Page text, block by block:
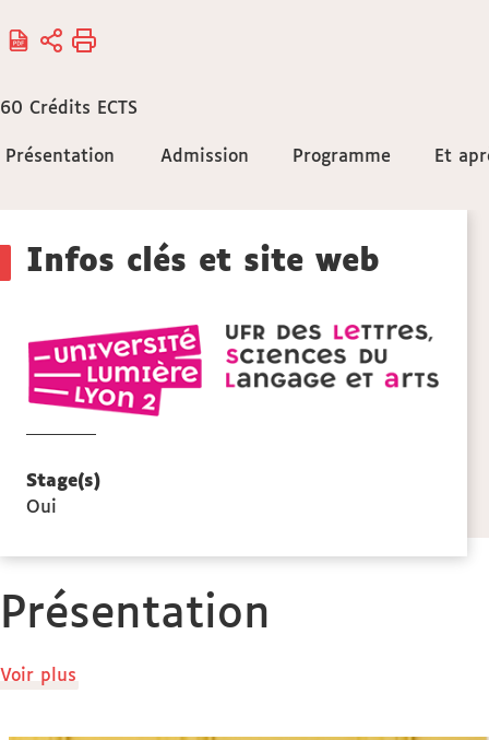
ici :
60 Crédits ECTS
Accéder
sections
la
fiche
Présentation
Présentation Admission
Admission Programme
Programme Et
Et
Détails
Infos clés et site web
lettres,
Stage(s)
Oui
Présentation
Voir plus